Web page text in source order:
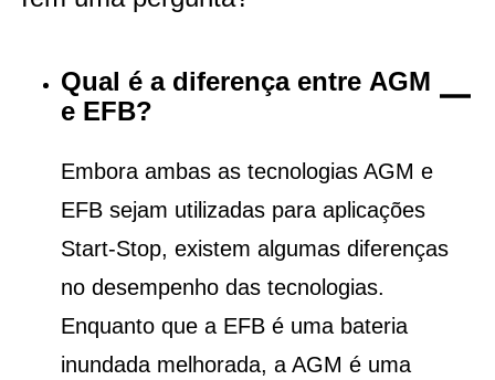
Qual é a diferença entre AGM
e EFB?
Embora ambas as tecnologias AGM e
EFB sejam utilizadas para aplicações
Start-Stop, existem algumas diferenças
no desempenho das tecnologias.
Enquanto que a EFB é uma bateria
inundada melhorada, a AGM é uma